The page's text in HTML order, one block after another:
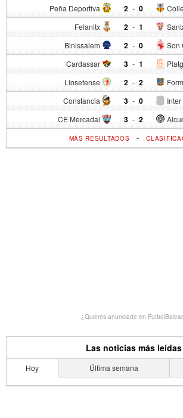
Peña Deportiva 2 - 0
Felanitx 2 - 1
Binissalem 2 - Son
0
Cardassar 3 - 1
Llosetense 2 - 2
Constancia 3 - 0
CE Mercadal 3 - 2
MÁS RESULTADOS -
¿Quieres anunciarte en
Las noticias más leídas
Hoy Última semana